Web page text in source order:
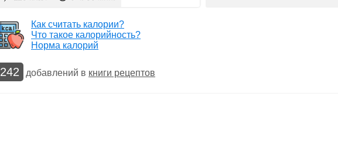
Как считать калории?
Что такое калорийность?
Норма калорий
242 добавлений в книги рецептов